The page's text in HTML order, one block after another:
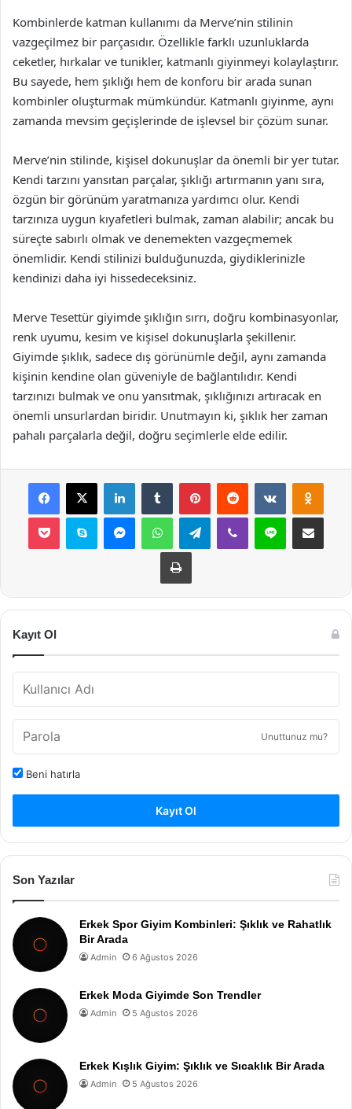
Kombinlerde katman kullanımı da Merve’nin stilinin
vazgeçilmez bir parçasıdır. Özellikle farklı uzunluklarda
ceketler, hırkalar ve tunikler, katmanlı giyinmeyi kolaylaştırır.
Bu sayede, hem şıklığı hem de konforu bir arada sunan
kombinler oluşturmak mümkündür. Katmanlı giyinme, aynı
zamanda mevsim geçişlerinde de işlevsel bir çözüm sunar.
Merve’nin stilinde, kişisel dokunuşlar da önemli bir yer tutar.
Kendi tarzını yansıtan parçalar, şıklığı artırmanın yanı sıra,
özgün bir görünüm yaratmanıza yardımcı olur. Kendi
tarzınıza uygun kıyafetleri bulmak, zaman alabilir; ancak bu
süreçte sabırlı olmak ve denemekten vazgeçmemek
önemlidir. Kendi stilinizi bulduğunuzda, giydiklerinizle
kendinizi daha iyi hissedeceksiniz.
Merve Tesettür giyimde şıklığın sırrı, doğru kombinasyonlar,
renk uyumu, kesim ve kişisel dokunuşlarla şekillenir.
Giyimde şıklık, sadece dış görünümle değil, aynı zamanda
kişinin kendine olan güveniyle de bağlantılıdır. Kendi
tarzınızı bulmak ve onu yansıtmak, şıklığınızı artıracak en
önemli unsurlardan biridir. Unutmayın ki, şıklık her zaman
pahalı parçalarla değil, doğru seçimlerle elde edilir.
Facebook
X LinkedInTumblr PinterestReddit VKontakte
Pocket Skype MessengerWhatsAppTelegramViber Line E-Posta ile
Yazdır
Kayıt Ol
Unuttunuz mu?
Beni hatırla
Kayıt Ol
Son Yazılar
Erkek Spor Giyim Kombinleri: Şıklık ve Rahatlık
Bir Arada
Admin 6 Ağustos 2026
Erkek Moda Giyimde Son Trendler
Admin 5 Ağustos 2026
Erkek Kışlık Giyim: Şıklık ve Sıcaklık Bir Arada
Admin 5 Ağustos 2026